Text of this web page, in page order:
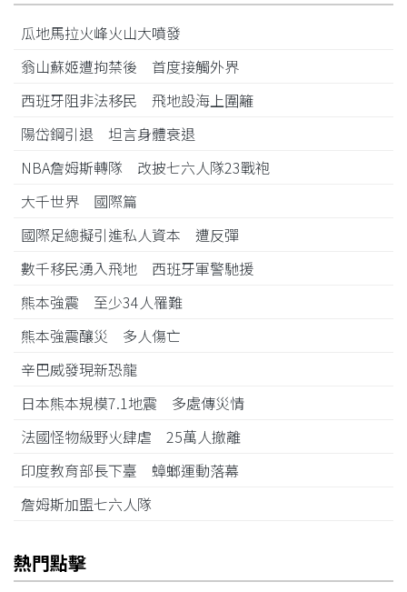
瓜地馬拉火峰火山大噴發
翁山蘇姬遭拘禁後 首度接觸外界
西班牙阻非法移民 飛地設海上圍籬
陽岱鋼引退 坦言身體衰退
NBA詹姆斯轉隊 改披七六人隊23戰袍
大千世界 國際篇
國際足總擬引進私人資本 遭反彈
數千移民湧入飛地 西班牙軍警馳援
熊本強震 至少34人罹難
熊本強震釀災 多人傷亡
辛巴威發現新恐龍
日本熊本規模7.1地震 多處傳災情
法國怪物級野火肆虐 25萬人撤離
印度教育部長下臺 蟑螂運動落幕
詹姆斯加盟七六人隊
熱門點擊